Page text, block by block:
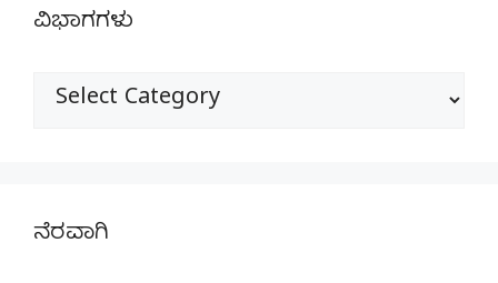
ವಿಭಾಗಗಳು
ವಿಭಾಗಗಳು
ನೆರವಾಗಿ